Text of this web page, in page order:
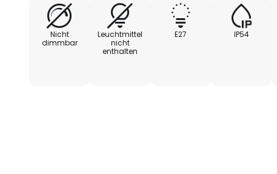
Nicht
dimmbar
Leuchtmittel
nicht
enthalten
E27 IP54